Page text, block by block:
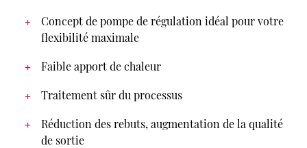
Concept de pompe de régulation idéal pour votre
flexibilité maximale
Faible apport de chaleur
Traitement sûr du processus
Réduction des rebuts, augmentation de la qualité
de sortie